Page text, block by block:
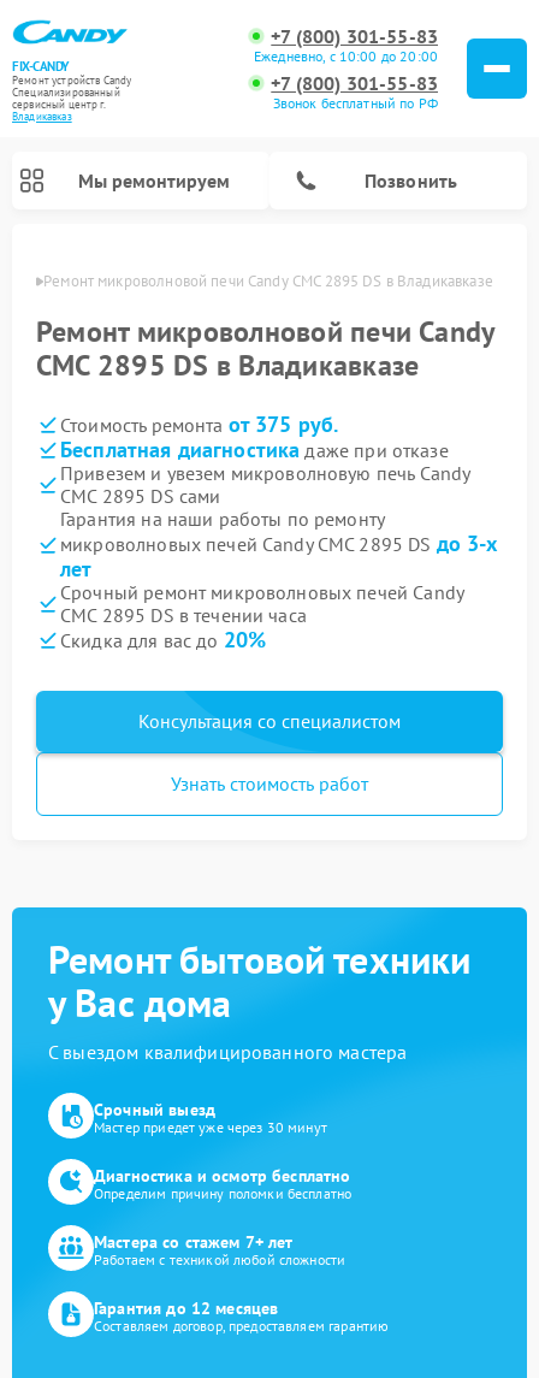
FIX-CANDY
Ремонт устройств Candy
Специализированный
cервисный центр г.
Владикавказ
+7 (800) 301-55-83
Ежедневно, с 10:00 до 20:00
+7 (800) 301-55-83
Звонок бесплатный по РФ
Мы ремонтируем Позвонить
Ремонт микроволновой печи Candy CMC 2895 DS в Владикавказе
Ремонт микроволновой печи Candy
CMC 2895 DS в Владикавказе
Стоимость ремонта от 375 руб.
Бесплатная диагностика даже при отказе
Привезем и увезем микроволновую печь Candy
CMC 2895 DS сами
Гарантия на наши работы по ремонту
микроволновых печей Candy CMC 2895 DS до 3-х
лет
Срочный ремонт микроволновых печей Candy
CMC 2895 DS в течении часа
Скидка для вас до 20%
Консультация со специалистом
Узнать стоимость работ
Ремонт бытовой техники
у Вас дома
С выездом квалифицированного мастера
Срочный выезд
Мастер приедет уже через 30 минут
Диагностика и осмотр бесплатно
Определим причину поломки бесплатно
Мастера со стажем 7+ лет
Работаем с техникой любой сложности
Гарантия до 12 месяцев
Составляем договор, предоставляем гарантию